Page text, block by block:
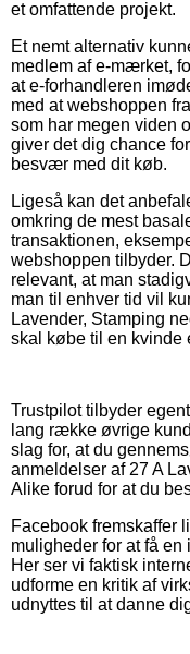
et omfattende projekt.
Et nemt alternativ
medlem af e-mærket,
at e-forhandleren
med at webshoppen
som har megen viden
giver det dig chance
besvær med dit køb.
Ligeså kan det
omkring de mest
transaktionen,
webshoppen tilbyder.
relevant, at man
man til enhver tid vil
Lavender, Stamping
skal købe til en kvinde
Trustpilot tilbyder
lang række øvrige
slag for, at du
anmeldelser af 27 A
Alike forud for at du
Facebook fremskaffer
muligheder for at få
Her ser vi faktisk
udforme en kritik af
udnyttes til at danne